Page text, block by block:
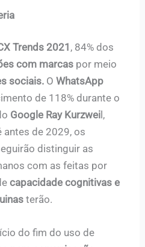
Trends 2021 , 84% dos
com marcas por meio
sociais. OWhatsApp
de 118% durante o
Google Ray Kurzwei l,
antes de 2029, os
distinguir as
com as feitas por
capacidade cognitivas e
terão.
do fim do uso de